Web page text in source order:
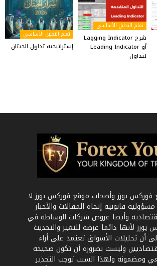
تعلم التحليل الأساسي
إستراتيجية تداول الحيتان
تعلم التحليل الأساسي
شرح Lagging Indicator
أو Leading Indicator
لتداول
فوركس يورز وأصحاب موقع فوركس يورز لا
قانونيه إتجاه المقالات والأخبار
وأيضا عروض شركات الوساطه في
لأنها دائما عرضه للتغير والتحديث
أن تحليلات الأسواق تعتمد على أراء
وليست بضروره أن تكون صحيحه
ومضمونه ولهذا السبب توجب التحذير